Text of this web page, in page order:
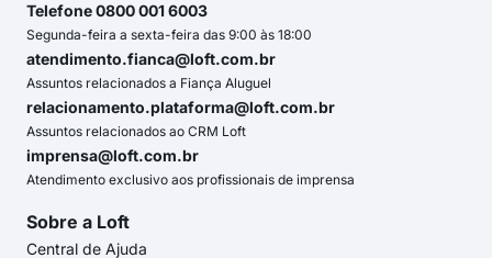
Telefone 0800 001 6003
Segunda-feira a sexta-feira das 9:00 às 18:00
atendimento.fianca@loft.com.br
Assuntos relacionados a Fiança Aluguel
relacionamento.plataforma@loft.com.br
Assuntos relacionados ao CRM Loft
imprensa@loft.com.br
Atendimento exclusivo aos profissionais de imprensa
Sobre a Loft
Central de Ajuda